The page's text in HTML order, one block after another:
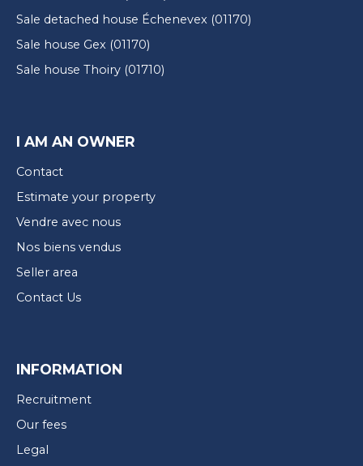
Sale detached house Échenevex (01170)
Sale house Gex (01170)
Sale house Thoiry (01710)
I AM AN OWNER
Contact
Estimate your property
Vendre avec nous
Nos biens vendus
Seller area
Contact Us
INFORMATION
Recruitment
Our fees
Legal